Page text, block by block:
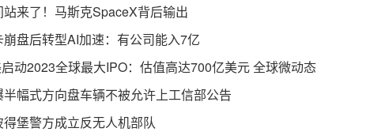
来了！马斯克SpaceX背后输出
盘后转型AI加速：有公司能入7亿
动2023全球最大IPO：估值高达700亿美元 全球微动态
幅式方向盘车辆不被允许上工信部公告
堡警方成立反无人机部队